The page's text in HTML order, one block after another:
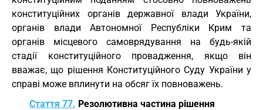
конституційних органів державної влади України,
органів влади Автономної Республіки Крим та
органів місцевого самоврядування на будь-якій
стадії конституційного провадження, якщо він
вважає, що рішення Конституційного Суду України у
справі може вплинути на обсяг їх повноважень.
Стаття 77. Резолютивна частина рішення